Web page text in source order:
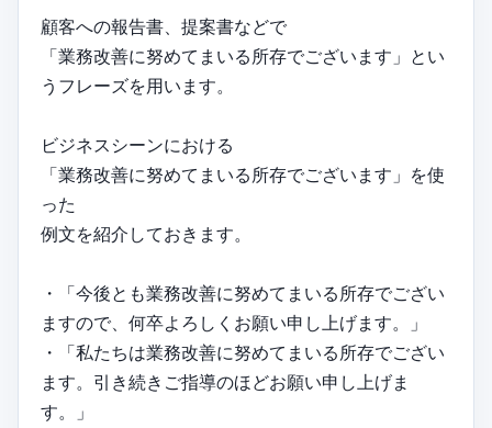
顧客への報告書、提案書などで
「業務改善に努めてまいる所存でございます」とい
うフレーズを用います。
ビジネスシーンにおける
「業務改善に努めてまいる所存でございます」を使
った
例文を紹介しておきます。
・「今後とも業務改善に努めてまいる所存でござい
ますので、何卒よろしくお願い申し上げます。」
・「私たちは業務改善に努めてまいる所存でござい
ます。引き続きご指導のほどお願い申し上げま
す。」